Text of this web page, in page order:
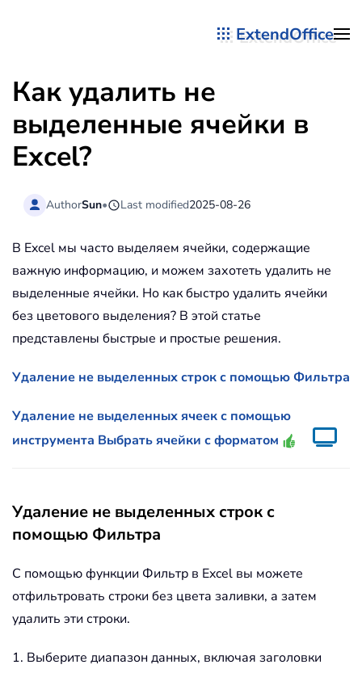
ExtendOffice
Как удалить не
выделенные ячейки в
Excel?
AuthorSun• Last modified2025-08-26
В Excel мы часто выделяем ячейки, содержащие
важную информацию, и можем захотеть удалить не
выделенные ячейки. Но как быстро удалить ячейки
без цветового выделения? В этой статье
представлены быстрые и простые решения.
Удаление не выделенных строк с помощью Фильтра
Удаление не выделенных ячеек с помощью
инструмента Выбрать ячейки с форматом
Удаление не выделенных строк с
помощью Фильтра
С помощью функции Фильтр в Excel вы можете
отфильтровать строки без цвета заливки, а затем
удалить эти строки.
1. Выберите диапазон данных, включая заголовки